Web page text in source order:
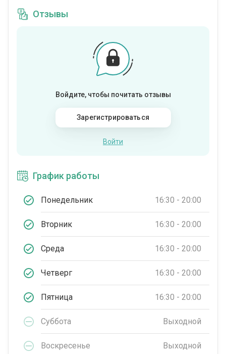
Отзывы
Войдите, чтобы почитать отзывы
Зарегистрироваться
Войти
График работы
Понедельник 16:30 - 20:00
Вторник 16:30 - 20:00
Среда 16:30 - 20:00
Четверг 16:30 - 20:00
Пятница 16:30 - 20:00
Суббота Выходной
Воскресенье Выходной